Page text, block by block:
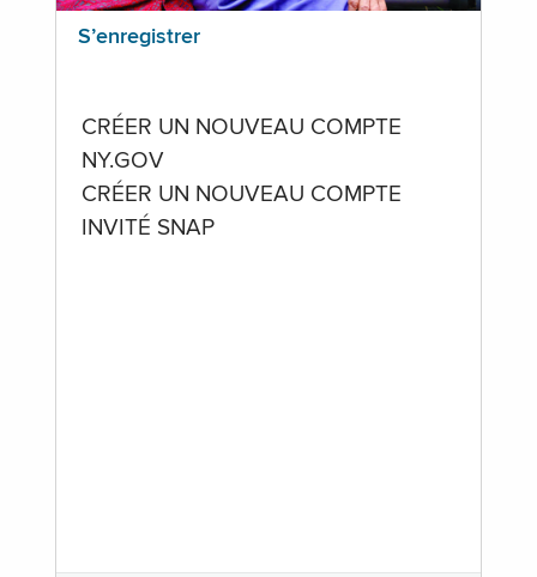
S’enregistrer
CRÉER UN NOUVEAU COMPTE
NY.GOV
CRÉER UN NOUVEAU COMPTE
INVITÉ SNAP